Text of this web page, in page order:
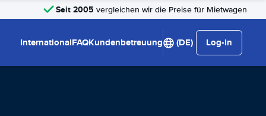
Seit 2005 vergleichen wir die Preise für Mietwagen
InternationalFAQKundenbetreuung (DE) Log-in